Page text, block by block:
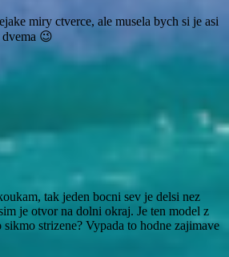
miry ctverce, ale musela bych si je asi
dvema 😉
tak jeden bocni sev je delsi nez
je otvor na dolni okraj. Je ten model z
strizene? Vypada to hodne zajimave